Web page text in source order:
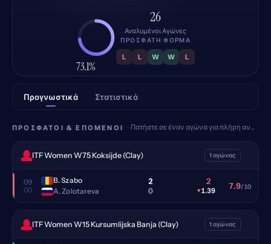
73.1%
26
Αναλυμένοι Αγώνες
ΠΡΌΣΦΑΤΗ ΦΌΡΜΑ
L L W W L
Προγνωστικά Στατιστικά
ΠΡΌΣΦΑΤΟΙ & ΕΠΌΜΕΝΟΙ Πατήστε σε έναν αγώνα για πλήρη ανάλυση
ITF Women W75 Koksijde (Clay) 1 αγώνας
09
00
B. Szabo
A. Zolotareva
2
0
2
▾1.39 7.9/10
ITF Women W15 Kursumlijska Banja (Clay) 1 αγώνας